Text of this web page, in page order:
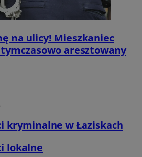
na ulicy! Mieszkaniec
aresztowany
kryminalne w Łaziskach
lokalne